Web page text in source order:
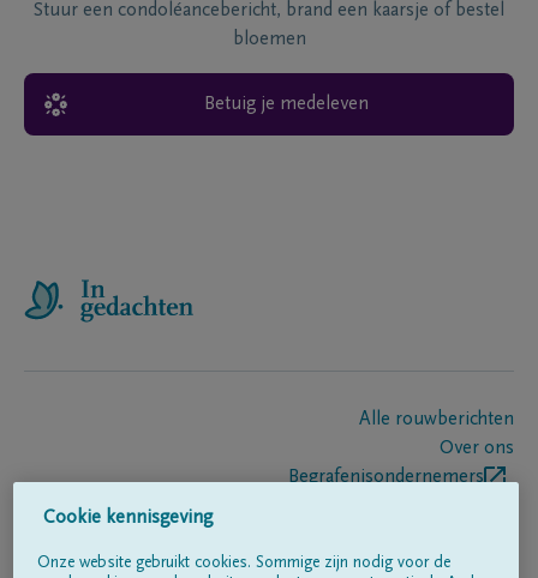
Stuur een condoléancebericht, brand een kaarsje of bestel
bloemen
Betuig je medeleven
Alle rouwberichten
Over ons
Begrafenisondernemers
Cookie kennisgeving
Onze website gebruikt cookies. Sommige zijn nodig voor de